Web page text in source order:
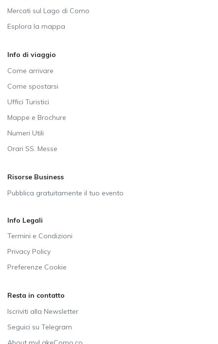
Mercati sul Lago di Como
Esplora la mappa
Info di viaggio
Come arrivare
Come spostarsi
Uffici Turistici
Mappe e Brochure
Numeri Utili
Orari SS. Messe
Risorse Business
Pubblica gratuitamente il tuo evento
Info Legali
Termini e Condizioni
Privacy Policy
Preferenze Cookie
Resta in contatto
Iscriviti alla Newsletter
Seguici su Telegram